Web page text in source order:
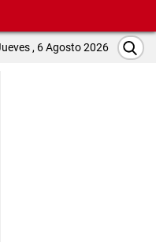
, 6 Agosto 2026